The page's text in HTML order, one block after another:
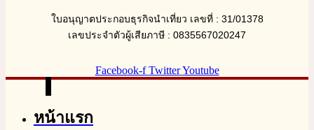
ใบอนุญาตประกอบธุรกิจนำเที่ยว เลขที่ : 31/01378
เลขประจำตัวผู้เสียภาษี : 0835567020247
Facebook-f Twitter Youtube
หน้าแรก